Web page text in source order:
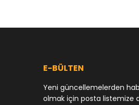
E-BÜLTEN
Yeni güncellemelerden
olmak için posta listemize